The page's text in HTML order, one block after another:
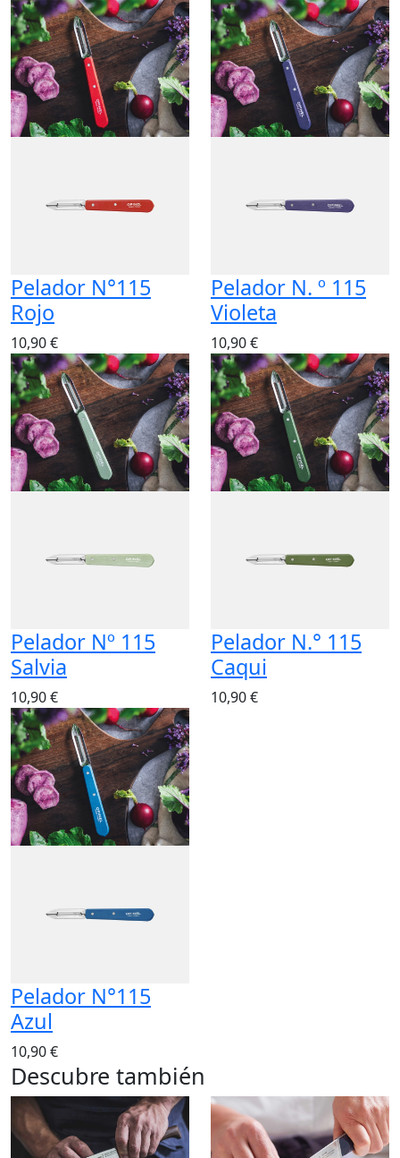
Pelador N°115
Rojo
10,90 €
Pelador N. º 115
Violeta
10,90 €
Pelador Nº 115
Salvia
10,90 €
Pelador N.° 115
Caqui
10,90 €
Pelador N°115
Azul
10,90 €
Descubre también